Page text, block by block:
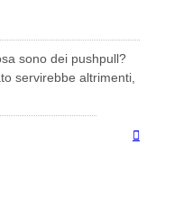
sono dei pushpull?
servirebbe altrimenti,